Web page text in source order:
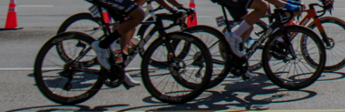
Race Report Rider
Team History
Partners Shop